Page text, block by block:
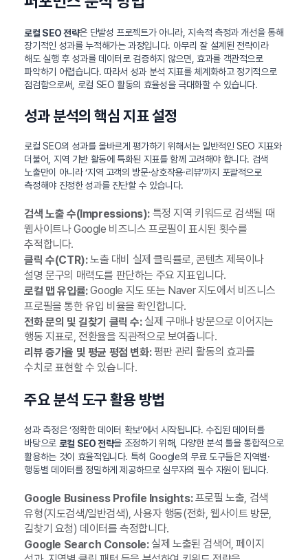
로컬 SEO 전략은 단발성 프로젝트가 아니라, 지속적 측정과 개선을 통해
장기적인 성과를 누적해가는 과정입니다. 아무리 잘 설계된 전략이라
해도 실행 후 성과를 데이터로 검증하지 않으면, 효과를 객관적으로
파악하기 어렵습니다. 따라서 성과 분석 지표를 체계화하고 정기적으로
점검함으로써, 로컬 SEO 활동의 효율성을 극대화할 수 있습니다.
성과 분석의 핵심 지표 설정
로컬 SEO의 성과를 올바르게 평가하기 위해서는 일반적인 SEO 지표와
더불어, 지역 기반 활동에 특화된 지표를 함께 고려해야 합니다. 검색
노출만이 아니라 ‘지역 고객의 방문·상호작용·리뷰’까지 포괄적으로
측정해야 진정한 성과를 진단할 수 있습니다.
검색 노출 수(Impressions):특정 지역 키워드로 검색될 때
웹사이트나 Google 비즈니스 프로필이 표시된 횟수를
추적합니다.
클릭 수(CTR):노출 대비 실제 클릭률로, 콘텐츠 제목이나
설명 문구의 매력도를 판단하는 주요 지표입니다.
로컬 맵 유입률:Google 지도 또는 Naver 지도에서 비즈니스
프로필을 통한 유입 비율을 확인합니다.
전화 문의 및 길찾기 클릭 수:실제 구매나 방문으로 이어지는
행동 지표로, 전환율을 직관적으로 보여줍니다.
리뷰 증가율 및 평균 평점 변화:평판 관리 활동의 효과를
수치로 표현할 수 있습니다.
주요 분석 도구 활용 방법
성과 측정은 ‘정확한 데이터 확보’에서 시작됩니다. 수집된 데이터를
바탕으로 로컬 SEO 전략을 조정하기 위해, 다양한 분석 툴을 통합적으로
활용하는 것이 효율적입니다. 특히 Google의 무료 도구들은 지역별·
행동별 데이터를 정밀하게 제공하므로 실무자의 필수 자원이 됩니다.
Google Business Profile Insights:프로필 노출, 검색
유형(지도검색/일반검색), 사용자 행동(전화, 웹사이트 방문,
길찾기 요청) 데이터를 측정합니다.
Google Search Console:실제 노출된 검색어, 페이지